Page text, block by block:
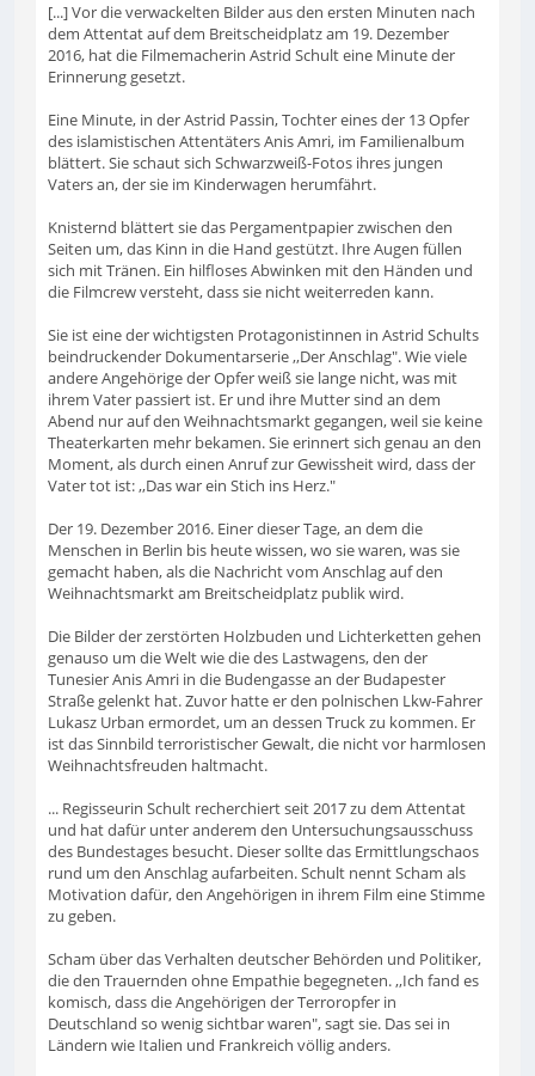
[...] Vor die verwackelten Bilder aus den ersten Minuten nach
dem Attentat auf dem Breitscheidplatz am 19. Dezember
2016, hat die Filmemacherin Astrid Schult eine Minute der
Erinnerung gesetzt.
Eine Minute, in der Astrid Passin, Tochter eines der 13 Opfer
des islamistischen Attentäters Anis Amri, im Familienalbum
blättert. Sie schaut sich Schwarzweiß-Fotos ihres jungen
Vaters an, der sie im Kinderwagen herumfährt.
Knisternd blättert sie das Pergamentpapier zwischen den
Seiten um, das Kinn in die Hand gestützt. Ihre Augen füllen
sich mit Tränen. Ein hilfloses Abwinken mit den Händen und
die Filmcrew versteht, dass sie nicht weiterreden kann.
Sie ist eine der wichtigsten Protagonistinnen in Astrid Schults
beindruckender Dokumentarserie ,,Der Anschlag". Wie viele
andere Angehörige der Opfer weiß sie lange nicht, was mit
ihrem Vater passiert ist. Er und ihre Mutter sind an dem
Abend nur auf den Weihnachtsmarkt gegangen, weil sie keine
Theaterkarten mehr bekamen. Sie erinnert sich genau an den
Moment, als durch einen Anruf zur Gewissheit wird, dass der
Vater tot ist: ,,Das war ein Stich ins Herz."
Der 19. Dezember 2016. Einer dieser Tage, an dem die
Menschen in Berlin bis heute wissen, wo sie waren, was sie
gemacht haben, als die Nachricht vom Anschlag auf den
Weihnachtsmarkt am Breitscheidplatz publik wird.
Die Bilder der zerstörten Holzbuden und Lichterketten gehen
genauso um die Welt wie die des Lastwagens, den der
Tunesier Anis Amri in die Budengasse an der Budapester
Straße gelenkt hat. Zuvor hatte er den polnischen Lkw-Fahrer
Lukasz Urban ermordet, um an dessen Truck zu kommen. Er
ist das Sinnbild terroristischer Gewalt, die nicht vor harmlosen
Weihnachtsfreuden haltmacht.
... Regisseurin Schult recherchiert seit 2017 zu dem Attentat
und hat dafür unter anderem den Untersuchungsausschuss
des Bundestages besucht. Dieser sollte das Ermittlungschaos
rund um den Anschlag aufarbeiten. Schult nennt Scham als
Motivation dafür, den Angehörigen in ihrem Film eine Stimme
zu geben.
Scham über das Verhalten deutscher Behörden und Politiker,
die den Trauernden ohne Empathie begegneten. ,,Ich fand es
komisch, dass die Angehörigen der Terroropfer in
Deutschland so wenig sichtbar waren", sagt sie. Das sei in
Ländern wie Italien und Frankreich völlig anders.